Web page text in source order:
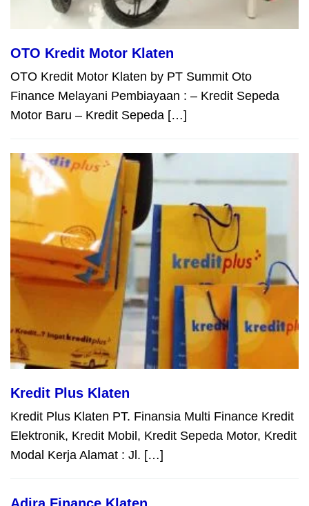
OTO Kredit Motor Klaten
OTO Kredit Motor Klaten by PT Summit Oto
Finance Melayani Pembiayaan : – Kredit Sepeda
Motor Baru – Kredit Sepeda […]
Kredit Plus Klaten
Kredit Plus Klaten PT. Finansia Multi Finance Kredit
Elektronik, Kredit Mobil, Kredit Sepeda Motor, Kredit
Modal Kerja Alamat : Jl. […]